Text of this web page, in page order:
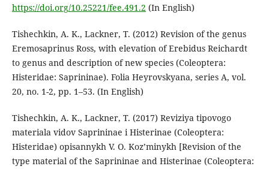
https://doi.org/10.25221/fee.491.2 (In English)
Tishechkin, A. K., Lackner, T. (2012) Revision of the genus
Eremosaprinus Ross, with elevation of Erebidus Reichardt
to genus and description of new species (Coleoptera:
Histeridae: Saprininae). Folia Heyrovskyana, series A, vol.
20, no. 1-2, pp. 1–53. (In English)
Tishechkin, A. K., Lackner, T. (2017) Reviziya tipovogo
materiala vidov Saprininae i Histerinae (Coleoptera:
Histeridae) opisannykh V. O. Koz’minykh [Revision of the
type material of the Saprininae and Histerinae (Coleoptera: